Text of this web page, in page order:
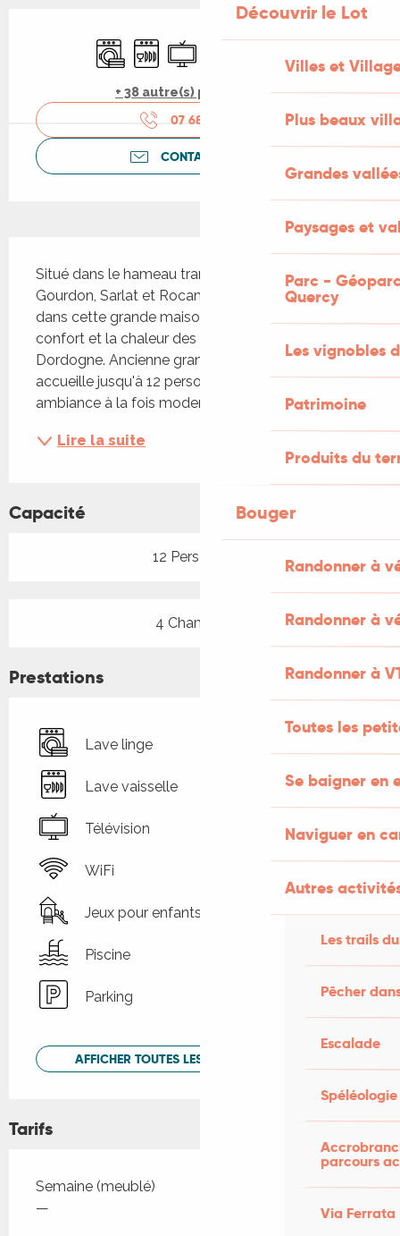
Découvrir le Lot
Villes et
Plus beaux
Grandes
Paysages et
Parc -
Quercy
Les vignobles
Patrimoine
Produits du
Bouger
Randonner à
Randonner à
Randonner à
Toutes les
Se baigner en
Naviguer en
Autres
Les trails
Pêcher
Escalade
Spéléologie
parcours
Via Ferrata
Ouverture et coordonnées
Lave lingeLave vaisselle
Télévision
+ 38 autre(s) prestation(s)
07 68 14 02
CONTACTEZ-NOUS
Situé dans le hameau tranquille du Barou entre
Gourdon, Sarlat et Rocamadour, vous trouverez
dans cette grande maison familiale le calme, le
confort et la chaleur des vacances entre Lot et
Dordogne. Ancienne grange rénovée, le gîte
accueille jusqu'à 12 personnes dans une
ambiance à la fois moderne...
Lire la suite
Capacité
12 Personne(s)
4 Chambre(s)
Prestations
Lave linge
Lave vaisselle
Télévision
WiFi
Jeux pour enfants / Espace jeux
Piscine
Parking
AFFICHER TOUTES LES PRESTATIONS
Tarifs
Tarifs 2026
Semaine (meublé)
—